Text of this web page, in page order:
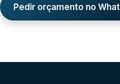
Pedir orçamento no